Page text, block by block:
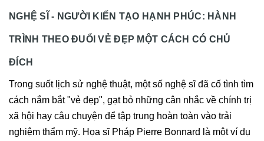
NGHỆ SĨ - NGƯỜI KIẾN TẠO HẠNH PHÚC: HÀNH
TRÌNH THEO ĐUỔI VẺ ĐẸP MỘT CÁCH CÓ CHỦ
ĐÍCH
Trong suốt lịch sử nghệ thuật, một số nghệ sĩ đã cố tình tìm
cách nắm bắt "vẻ đẹp", gạt bỏ những cân nhắc về chính trị
xã hội hay câu chuyện để tập trung hoàn toàn vào trải
nghiệm thẩm mỹ. Họa sĩ Pháp Pierre Bonnard là một ví dụ